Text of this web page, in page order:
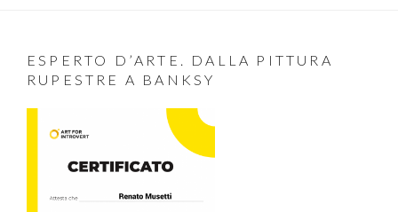
ESPERTO D’ARTE. DALLA PITTURA
RUPESTRE A BANKSY